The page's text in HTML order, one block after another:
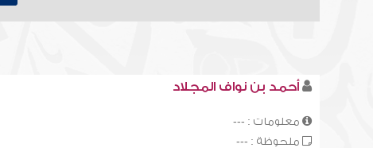
أحمد بن نواف المجلاد
معلومات : ---
ملحوظة : ---